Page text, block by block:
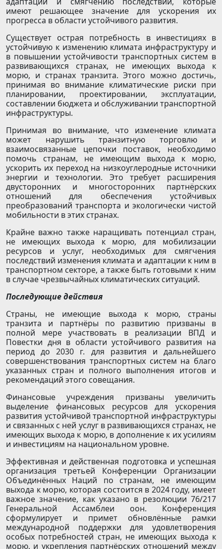
имеют решающее значение для ускорения их
прогресса в области устойчивого развития.
Существует острая потребность в инвестициях в
устойчивую к изменению климата инфраструктуру и
в повышении устойчивости транспортных систем в
развивающихся странах, не имеющих выхода к
морю, и странах транзита. Этого можно достичь,
принимая во внимание климатические риски при
планировании, проектировании, эксплуатации,
составлении бюджета и обслуживании транспортной
инфраструктуры.
Принимая во внимание, что изменение климата
может нарушить транзитную торговлю и
взаимосвязанные цепочки поставок, необходимо
помочь странам, не имеющим выхода к морю,
ускорить их переход на низкоуглеродные источники
энергии и технологии. Это требует расширения
двусторонних и многосторонних партнёрских
отношений для обеспечения устойчивых
преобразований транспорта и экологически чистой
мобильности в этих странах.
Крайне важно также наращивать потенциал стран,
не имеющих выхода к морю, для мобилизации
ресурсов и услуг, необходимых для смягчения
последствий изменения климата и адаптации к ним в
транспортном секторе, а также быть готовыми к ним
в случае чрезвычайных климатических ситуаций.
Последующие действия
Страны, не имеющие выхода к морю, страны
транзита и партнёры по развитию призваны в
полной мере участвовать в реализации ВПД и
Повестки дня в области устойчивого развития на
период до 2030 г. для развития и дальнейшего
совершенствования транспортных систем на благо
указанных стран и полного выполнения итогов и
рекомендаций этого совещания.
Финансовые учреждения призваны увеличить
выделение финансовых ресурсов для ускорения
развития устойчивой транспортной инфраструктуры
и связанных с ней услуг в развивающихся странах, не
имеющих выхода к морю, в дополнение к их усилиям
и инвестициям на национальном уровне.
Эффективная и действенная подготовка и успешная
организация третьей Конференции Организации
Объединённых Наций по странам, не имеющим
выхода к морю, которая состоится в 2024 году, имеет
важное значение, как указано в резолюции 76/217
Генеральной Ассамблеи оон. Конференция
сформулирует и примет обновлённые рамки
международной поддержки для удовлетворения
особых потребностей стран, не имеющих выхода к
морю, и укрепления партнёрских отношений между